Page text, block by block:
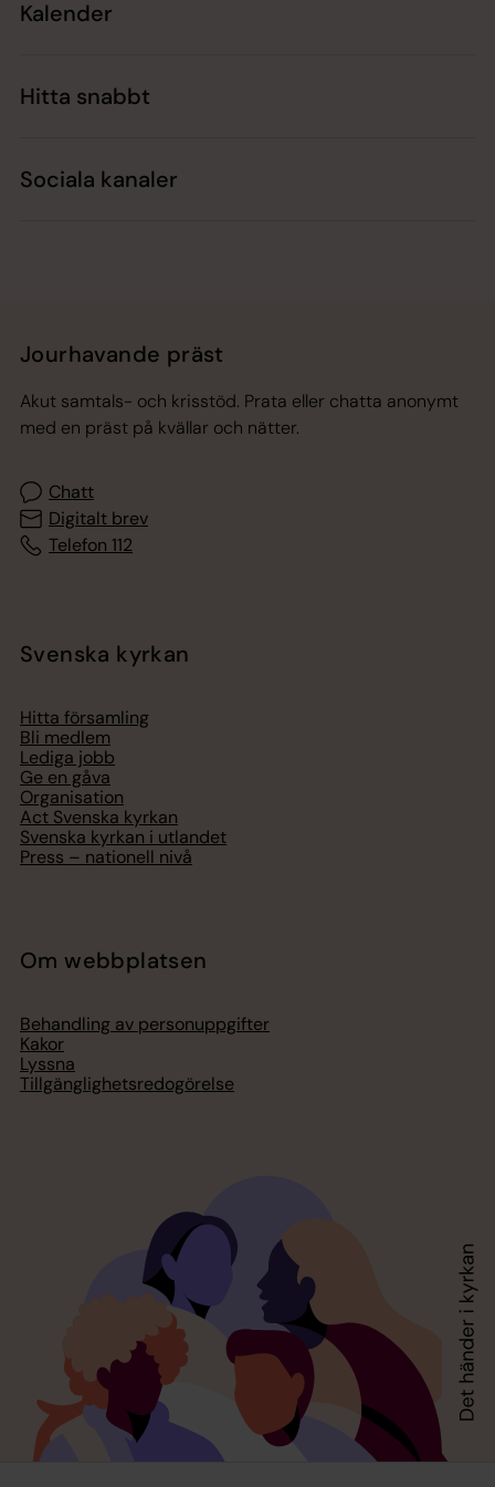
Kalender
Hitta snabbt
Sociala kanaler
Jourhavande präst
Akut samtals- och krisstöd. Prata eller chatta anonymt
med en präst på kvällar och nätter.
Chatt
Digitalt brev
Telefon 112
Svenska kyrkan
Hitta församling
Bli medlem
Lediga jobb
Ge en gåva
Organisation
Act Svenska kyrkan
Svenska kyrkan i utlandet
Press – nationell nivå
Om webbplatsen
Behandling av personuppgifter
Kakor
Lyssna
Tillgänglighetsredogörelse